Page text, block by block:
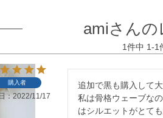
amiさんの
1件中 1-1
購入者
2022/11/17
追加で黒も購入して
私は骨格ウェーブな
はシルエットがとて